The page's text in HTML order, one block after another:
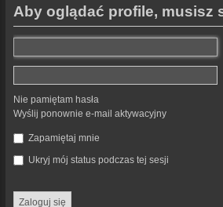
Aby oglądać profile, musisz
Nie pamiętam hasła
Wyślij ponownie e-mail aktywacyjny
Zapamiętaj mnie
Ukryj mój status podczas tej sesji